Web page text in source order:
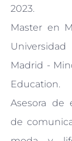
2023.
Master en
Madrid -
Education.
Asesora de
de